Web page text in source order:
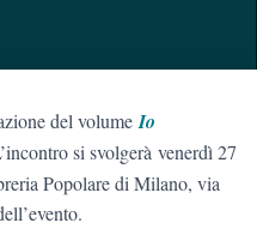
G
E
del volume Io
si svolgerà venerdì 27
Popolare di Milano, via